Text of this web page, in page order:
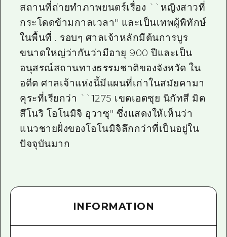
ข้อมูลการขนส่งระหว่างเกิดภัยพิบัติ
สถานที่ถ่ายทำภาพยนตร์เรื่อง ``หญิงสาวที่
กระโดดข้ามกาลเวลา'' และเป็นเทพผู้พิทักษ์
ในพื้นที่ . รอบๆ ศาลเจ้าหลักมีต้นการบูร
ขนาดใหญ่ว่ากันว่ามีอายุ 900 ปีและเป็น
อนุสรณ์สถานทางธรรมชาติของจังหวัด ใน
อดีต ศาลเจ้าแห่งนี้มีแผนที่เก่าในสมัยคามา
คุระที่เรียกว่า ``1275 เขตเอตซุย นิกัทสึ มิต
สึโนริ โอโนมิจิ อุวาซุ'' ซึ่งแสดงให้เห็นว่า
แนวชายฝั่งของโอโนมิจิลึกกว่าที่เป็นอยู่ใน
ปัจจุบันมาก
INFORMATION